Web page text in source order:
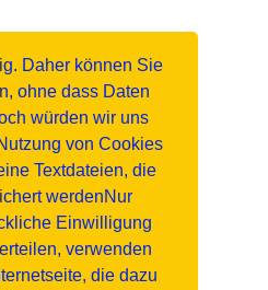
Daher können Sie
ohne dass Daten
würden wir uns
von Cookies
Textdateien, die
werdenNur
Einwilligung
verwenden
die dazu